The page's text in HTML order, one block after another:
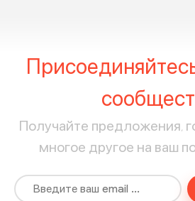
Получайте предложения,
многое другое на ваш